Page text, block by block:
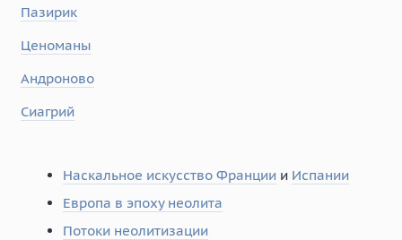
Пазирик
Ценоманы
Андроново
Сиагрий
Наскальное искусство Франции и Испании
Европа в эпоху неолита
Потоки неолитизации